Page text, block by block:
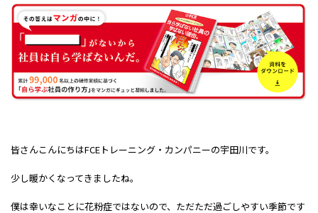
皆さんこんにちはFCEトレーニング・カンパニーの宇田川です。
少し暖かくなってきましたね。
僕は幸いなことに花粉症ではないので、ただただ過ごしやすい季節です